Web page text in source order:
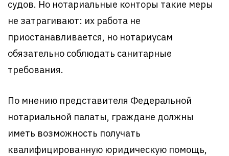
судов. Но нотариальные конторы такие меры
не затрагивают: их работа не
приостанавливается, но нотариусам
обязательно соблюдать санитарные
требования.
По мнению представителя Федеральной
нотариальной палаты, граждане должны
иметь возможность получать
квалифицированную юридическую помощь,